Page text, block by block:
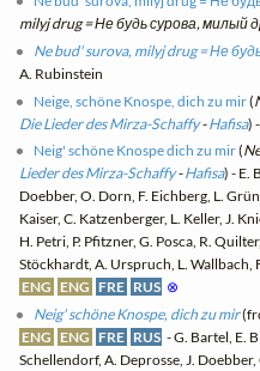
milyj drug = Не будь сурова, милый
Ne bud' surova, milyj drug = Не
A. Rubinstein
Neige, schöne Knospe, dich zu mir(
Die Lieder des Mirza-Schaffy-Hafisa)
Neig' schöne Knospe dich zu mir(
Lieder des Mirza-Schaffy-Hafisa) - E.
Doebber, O. Dorn, F. Eichberg, L.
Kaiser, C. Katzenberger, L. Keller, J.
H. Petri, P. Pfitzner, G. Posca, R.
Stöckhardt, A. Urspruch, L. Wallbach,
ENG ENG FRE RUS ⊗
Neig' schöne Knospe, dich zu mir
ENG ENG FRE RUS - G. Bartel, E.
Schellendorf, A. Deprosse, J.